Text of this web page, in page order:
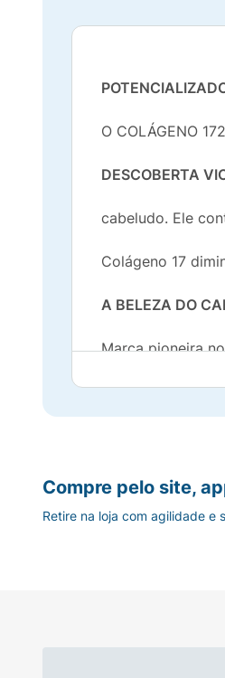
O COLÁGENO
DESCOBERTA
cabeludo. Ele
Colágeno 17
A BELEZA DO
Marca pioneira
laboratórios
dermatológico
cabelo e
Compre pelo site,
Retire na loja com agilidade e